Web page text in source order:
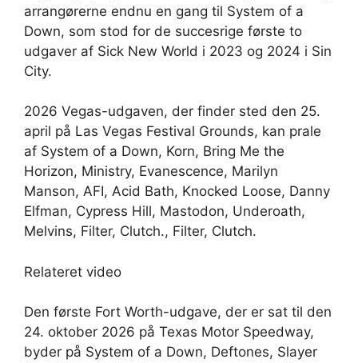
arrangørerne endnu en gang til System of a
Down, som stod for de succesrige første to
udgaver af Sick New World i 2023 og 2024 i Sin
City.
2026 Vegas-udgaven, der finder sted den 25.
april på Las Vegas Festival Grounds, kan prale
af System of a Down, Korn, Bring Me the
Horizon, Ministry, Evanescence, Marilyn
Manson, AFI, Acid Bath, Knocked Loose, Danny
Elfman, Cypress Hill, Mastodon, Underoath,
Melvins, Filter, Clutch., Filter, Clutch.
Relateret video
Den første Fort Worth-udgave, der er sat til den
24. oktober 2026 på Texas Motor Speedway,
byder på System of a Down, Deftones, Slayer